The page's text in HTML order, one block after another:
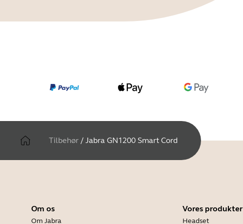
Tilbehør / Jabra GN1200 Smart Cord
Om os
Om Jabra
Vores produkter
Headset